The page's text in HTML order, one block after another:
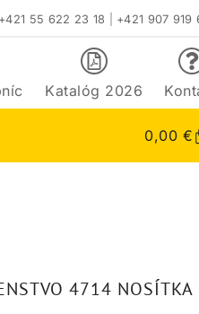
+421 55 622 23 18 +421 907 919
Katalóg 2026
0,00 €
4714 NOSÍTKA